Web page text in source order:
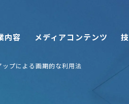
内容 メディアコンテンツ
プによる画期的な利用法